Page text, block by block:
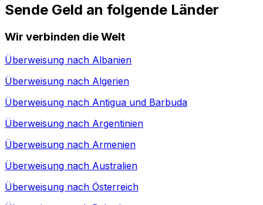
Sende Geld an folgende Länder
Wir verbinden die Welt
Überweisung nach Albanien
Überweisung nach Algerien
Überweisung nach Antigua und Barbuda
Überweisung nach Argentinien
Überweisung nach Armenien
Überweisung nach Australien
Überweisung nach Österreich